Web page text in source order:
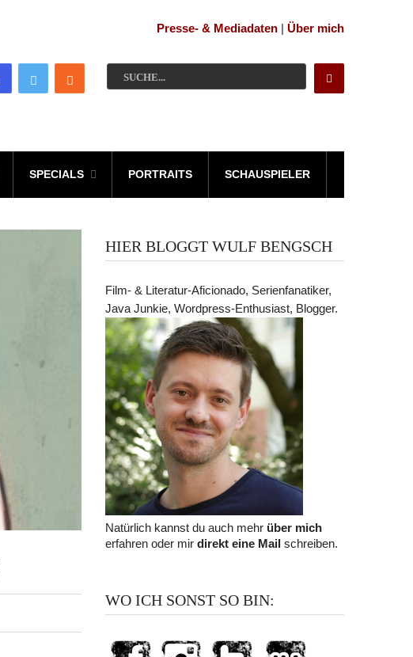
Presse- & Mediadaten | Über mich
SPECIALS PORTRAITS SCHAUSPIELER
HIER BLOGGT WULF BENGSCH
Film- & Literatur-Aficionado, Serienfanatiker,
Java Junkie, Wordpress-Enthusiast, Blogger.
Natürlich kannst du auch mehr über mich
erfahren oder mirdirekt eine Mail schreiben.
WO ICH SONST SO BIN: